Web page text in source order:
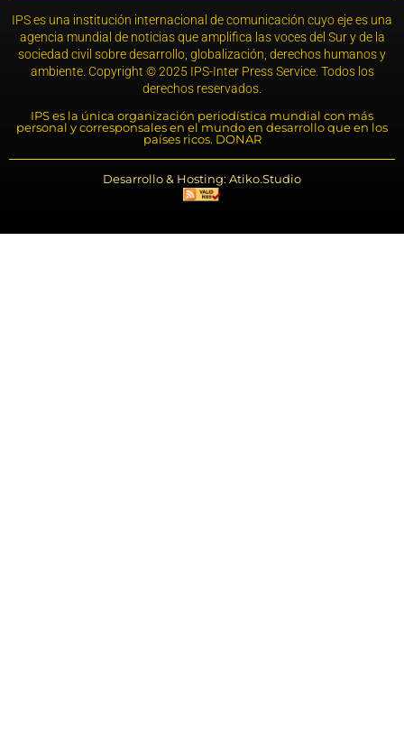
IPS es una institución internacional de comunicación cuyo eje es una
agencia mundial de noticias que amplifica las voces del Sur y de la
sociedad civil sobre desarrollo, globalización, derechos humanos y
ambiente. Copyright © 2025 IPS-Inter Press Service. Todos los
derechos reservados.
IPS es la única organización periodística mundial con más
personal y corresponsales en el mundo en desarrollo que en los
países ricos. DONAR
Desarrollo & Hosting: Atiko.Studio